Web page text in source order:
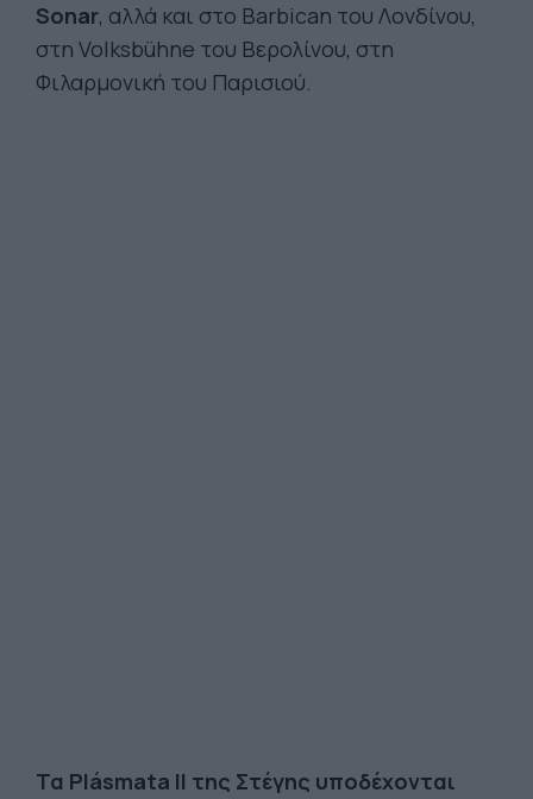
Sonar, αλλά και στο Barbican του Λονδίνου,
στη Volksbühne του Βερολίνου, στη
Φιλαρμονική του Παρισιού.
Τα Plásmata II της Στέγης υποδέχονται